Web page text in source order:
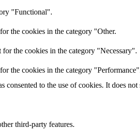
"Functional".
the cookies in the category "Other.
the cookies in the category "Necessary".
the cookies in the category
to the use of cookies. It does not
third-party features.